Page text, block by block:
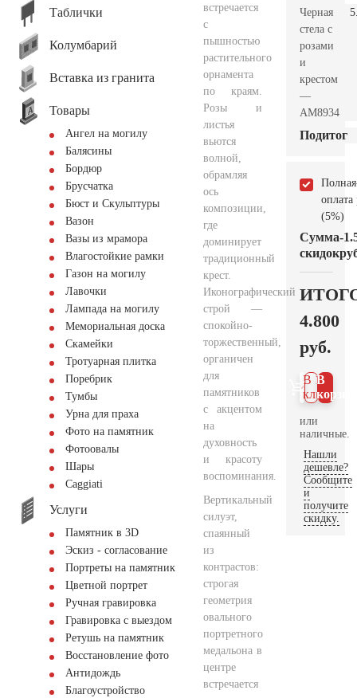
Таблички
Колумбарий
Вставка из гранита
Товары
Ангел на могилу
Балясины
Бордюр
Брусчатка
Бюст и Скульптуры
Вазон
Вазы из мрамора
Влагостойкие рамки
Газон на могилу
Лавочки
Лампада на могилу
Мемориальная доска
Скамейки
Тротуарная плитка
Поребрик
Тумбы
Урна для праха
Фото на памятник
Фотоовалы
Шары
Сaggiati
Услуги
Памятник в 3D
Эскиз - согласование
Портреты на памятник
Цветной портрет
Ручная гравировка
Гравировка с выездом
Ретушь на памятник
Восстановление фото
Антидождь
Благоустройство
встречается
с
пышностью
растительного
орнамента
по краям.
Розы и
листья
вьются
волной,
обрамляя
ось
композиции,
где
доминирует
традиционный
крест.
Иконографический
строй —
спокойно-
торжественный,
органичен
для
памятников
с акцентом
на
духовность
и красоту
воспоминания.
Вертикальный
силуэт,
спаянный
из
контрастов:
строгая
геометрия
овального
портретного
медальона в
центре
встречается
Черная
стела с
розами
и
крестом
—
AM8934
Подитог
Полная
оплата
(5%)
Сумма
скидок
-
4.800
руб.
В
В 1
клик
или
наличные.
Нашли
дешевле?
Сообщите
и
получите
скидку.